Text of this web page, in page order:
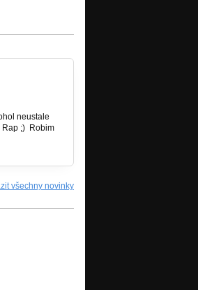
neustale
Rap ;) Robim
všechny novinky